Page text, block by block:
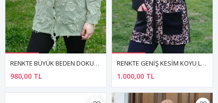
RENKTE BÜYÜK BEDEN DOKULU YEŞİL CEKET&GÖMLEK
980,00 TL
RENKTE GENİŞ KESİM KOYU LEOPAR DETAY DERİ CEPLİ CEKET
1.000,00 TL